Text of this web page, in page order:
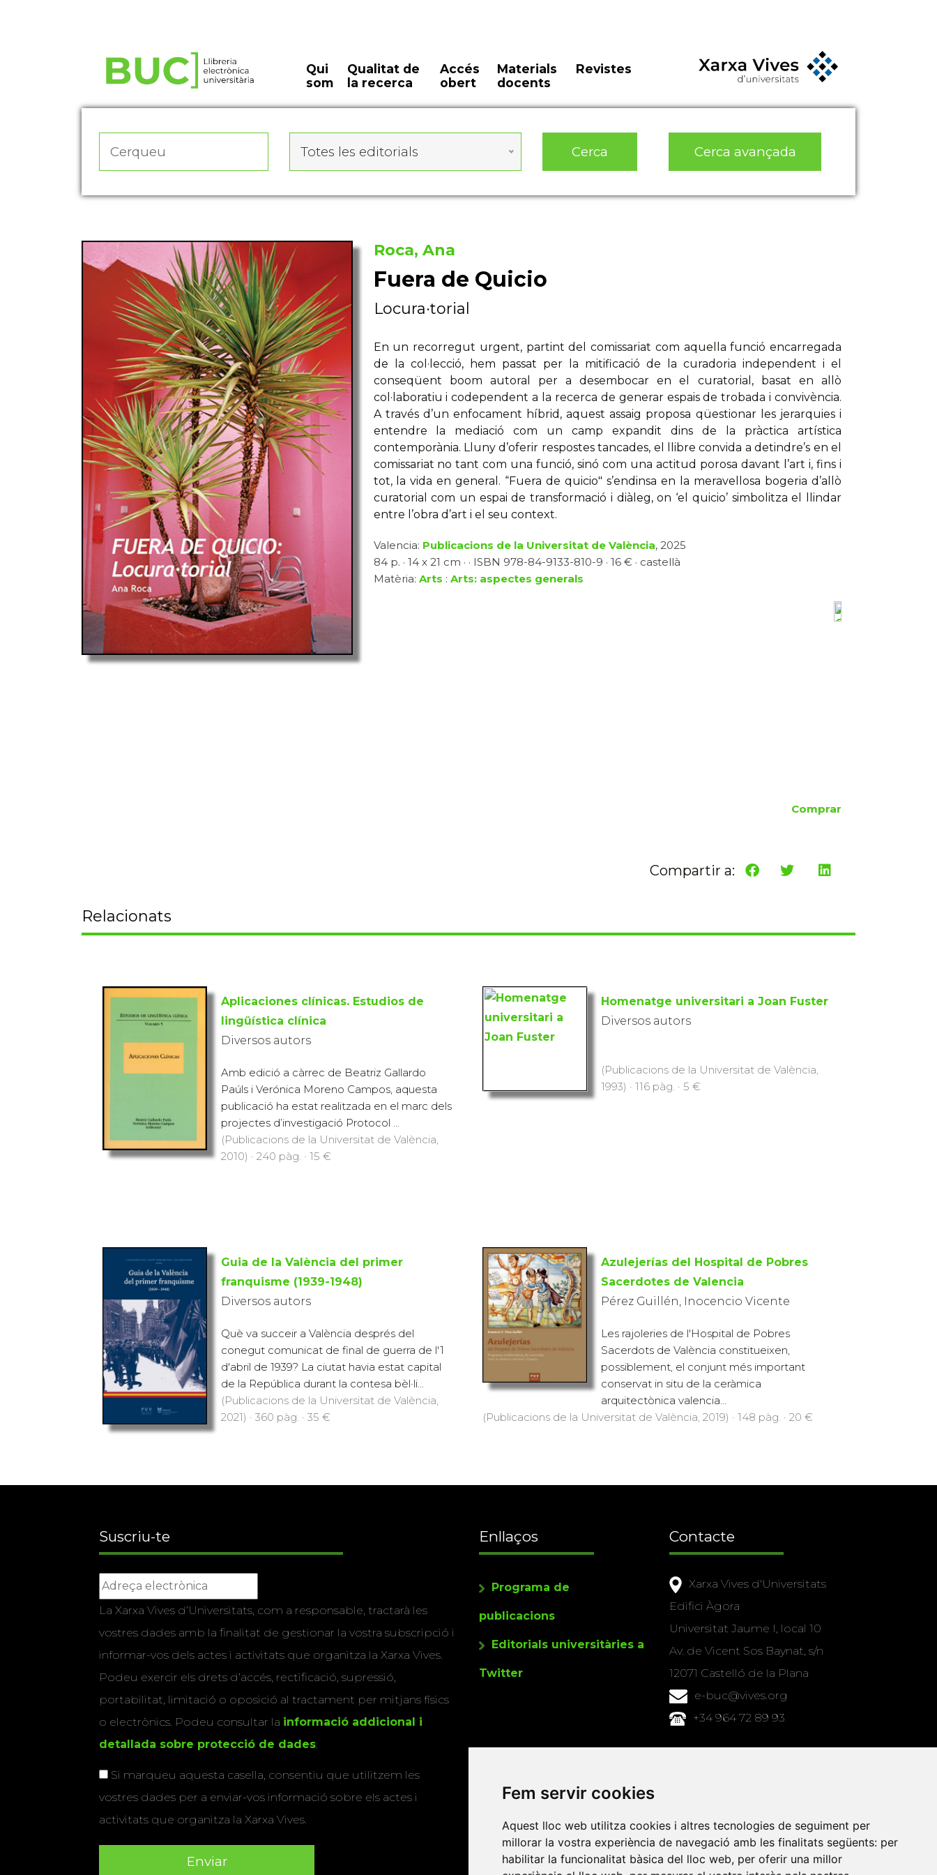
Fem servir cookies
Aquest lloc web utilitza cookies i altres tecnologies de seguiment per
millorar la vostra experiència de navegació amb les finalitats següents: per
habilitar la funcionalitat bàsica del lloc web, per oferir una millor
Qui
som
Qualitat de
la recerca
Accés
obert
Materials
docents
Revistes
Totes les editorials Cerca Cerca avançada
Roca, Ana
Fuera de Quicio
Locura·torial
En un recorregut urgent, partint del comissariat com aquella funció encarregada
de la col·lecció, hem passat per la mitificació de la curadoria independent i el
conseqüent boom autoral per a desembocar en el curatorial, basat en allò
col·laboratiu i codependent a la recerca de generar espais de trobada i convivència.
A través d’un enfocament híbrid, aquest assaig proposa qüestionar les jerarquies i
entendre la mediació com un camp expandit dins de la pràctica artística
contemporània. Lluny d’oferir respostes tancades, el llibre convida a detindre’s en el
comissariat no tant com una funció, sinó com una actitud porosa davant l’art i, fins i
tot, la vida en general. “Fuera de quicio" s’endinsa en la meravellosa bogeria d’allò
curatorial com un espai de transformació i diàleg, on ‘el quicio’ simbolitza el llindar
entre l’obra d’art i el seu context.
Valencia: Publicacions de la Universitat de València, 2025
84 p. · 14 x 21 cm · · ISBN 978-84-9133-810-9 · 16 € · castellà
Matèria: Arts : Arts: aspectes generals
Comprar
Compartir a:
Relacionats
Aplicaciones clínicas. Estudios de
lingüística clínica
Diversos autors
Amb edició a càrrec de Beatriz Gallardo
Paúls i Verónica Moreno Campos, aquesta
publicació ha estat realitzada en el marc dels
projectes d’investigació Protocol ...
(Publicacions de la Universitat de València,
2010) · 240 pàg. · 15 €
Homenatge universitari a Joan Fuster
Diversos autors
(Publicacions de la Universitat de València,
1993) · 116 pàg. · 5 €
Guia de la València del primer
franquisme (1939-1948)
Diversos autors
Què va succeir a València després del
conegut comunicat de final de guerra de l'1
d'abril de 1939? La ciutat havia estat capital
de la República durant la contesa bèl·li...
(Publicacions de la Universitat de València,
2021) · 360 pàg. · 35 €
Azulejerías del Hospital de Pobres
Sacerdotes de Valencia
Pérez Guillén, Inocencio Vicente
Les rajoleries de l'Hospital de Pobres
Sacerdots de València constitueixen,
possiblement, el conjunt més important
conservat in situ de la ceràmica
arquitectònica valencia...
(Publicacions de la Universitat de València, 2019) · 148 pàg. · 20 €
Suscriu-te
La Xarxa Vives d’Universitats, com a responsable, tractarà les
vostres dades amb la finalitat de gestionar la vostra subscripció i
informar-vos dels actes i activitats que organitza la Xarxa Vives.
Podeu exercir els drets d’accés, rectificació, supressió,
portabilitat, limitació o oposició al tractament per mitjans físics
o electrònics. Podeu consultar la informació addicional i
detallada sobre protecció de dades
Si marqueu aquesta casella, consentiu que utilitzem les
vostres dades per a enviar-vos informació sobre els actes i
activitats que organitza la Xarxa Vives.
Enllaços
Programa de
publicacions
Editorials universitàries a
Twitter
Contacte
Xarxa Vives d'Universitats
Edifici Àgora
Universitat Jaume I, local 10
Av. de Vicent Sos Baynat, s/n
12071 Castelló de la Plana
e-buc@vives.org
+34 964 72 89 93